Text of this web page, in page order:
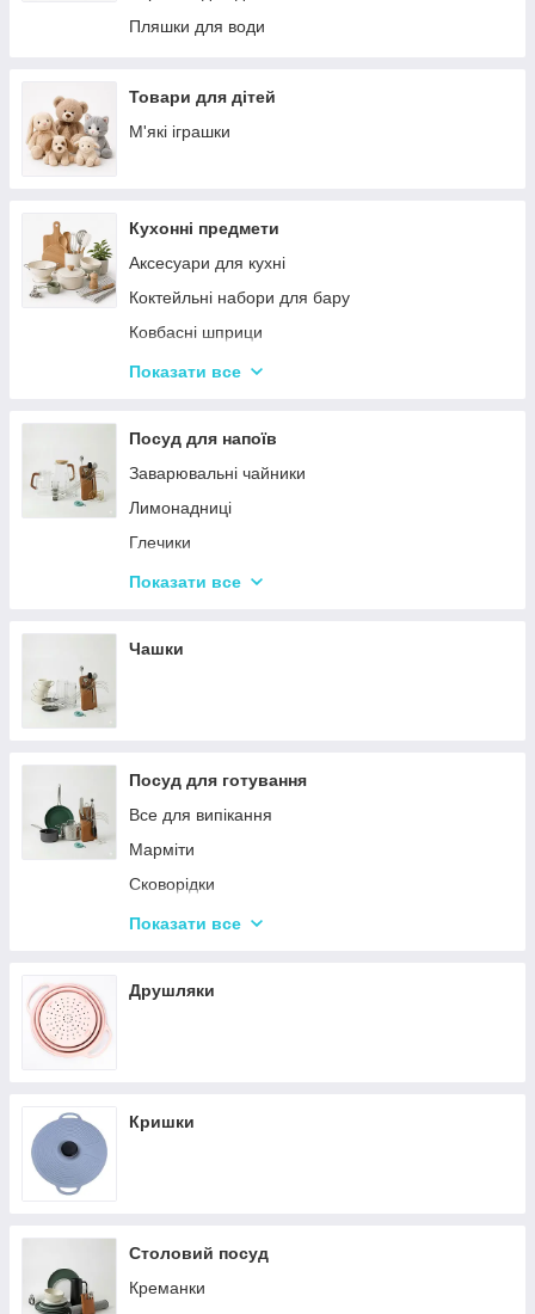
Палатки
Меблі для кемпінгу
Спальні мішки
Цукерки
Серветниці
Годинник настінний
Підсвічники
Вази для квітів
Статуетки
Пляшки для води
Товари для дітей
М'які іграшки
Кухонні предмети
Аксесуари для кухні
Коктейльні набори для бару
Ковбасні шприци
Кухонні підставки
Терки
Набори для спецій
Ємності для зберігання
Набори кухонних ножів і лопаток
Маслянки
Показати все
Посуд для напоїв
Заварювальні чайники
Лимонадниці
Глечики
Склянки
Келихи
Показати все
Чашки
Посуд для готування
Все для випікання
Марміти
Сковорідки
Ківші
Показати все
Друшляки
Кришки
Столовий посуд
Креманки